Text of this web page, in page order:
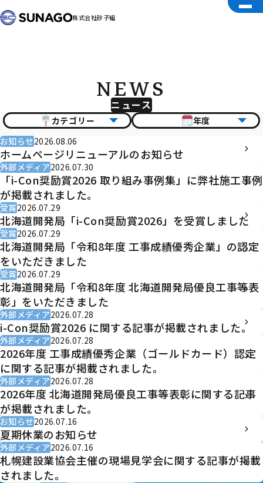
株式会社砂子組
ニュース
NEWS
カテゴリー
年度
お知らせ2026.08.06
ホームページリニューアルのお知らせ
外部メディア2026.07.30
「i-Con奨励賞2026 取り組み事例集」に弊社施工事例
が掲載されました。
受賞2026.07.29
北海道開発局「i-Con奨励賞2026」を受賞しました
受賞2026.07.29
北海道開発局「令和8年度 工事成績優秀企業」の認定
をいただきました
受賞2026.07.29
北海道開発局「令和8年度 北海道開発局優良工事等表
彰」をいただきました
外部メディア2026.07.28
i-Con奨励賞2026 に関する記事が掲載されました。
外部メディア2026.07.28
2026年度 工事成績優秀企業（ゴールドカード）認定
に関する記事が掲載されました。
外部メディア2026.07.28
2026年度 北海道開発局優良工事等表彰に関する記事
が掲載されました。
お知らせ2026.07.16
夏期休業のお知らせ
外部メディア2026.07.16
札幌建設業協会主催の現場見学会に関する記事が掲載
されました。